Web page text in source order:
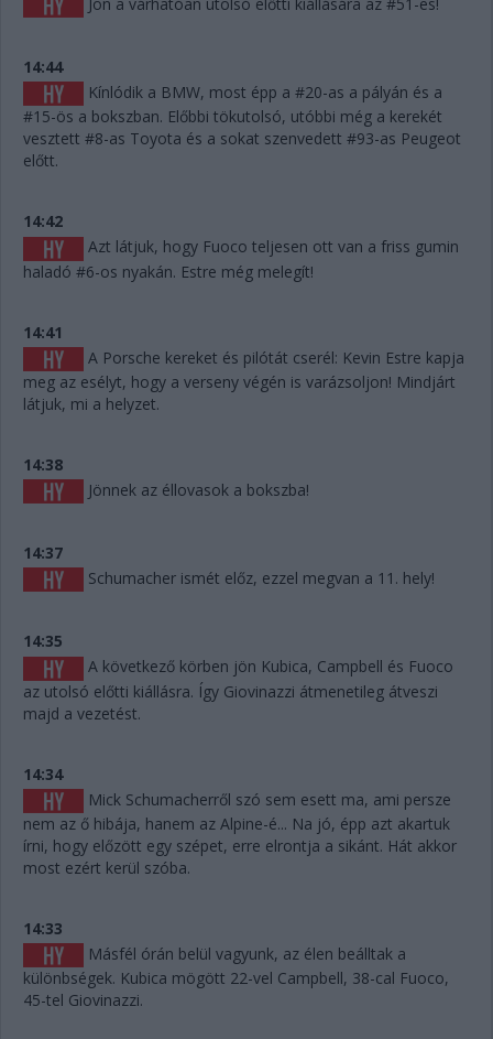
14:44
Kínlódik a BMW, most épp a #20-as a pályán és a
#15-ös a bokszban. Előbbi tökutolsó, utóbbi még a kerekét
vesztett #8-as Toyota és a sokat szenvedett #93-as Peugeot
előtt.
14:42
Azt látjuk, hogy Fuoco teljesen ott van a friss gumin
haladó #6-os nyakán. Estre még melegít!
14:41
A Porsche kereket és pilótát cserél: Kevin Estre kapja
meg az esélyt, hogy a verseny végén is varázsoljon! Mindjárt
látjuk, mi a helyzet.
14:38
Jönnek az éllovasok a bokszba!
14:37
Schumacher ismét előz, ezzel megvan a 11. hely!
14:35
A következő körben jön Kubica, Campbell és Fuoco
az utolsó előtti kiállásra. Így Giovinazzi átmenetileg átveszi
majd a vezetést.
14:34
Mick Schumacherről szó sem esett ma, ami persze
nem az ő hibája, hanem az Alpine-é... Na jó, épp azt akartuk
írni, hogy előzött egy szépet, erre elrontja a sikánt. Hát akkor
most ezért kerül szóba.
14:33
Másfél órán belül vagyunk, az élen beálltak a
különbségek. Kubica mögött 22-vel Campbell, 38-cal Fuoco,
45-tel Giovinazzi.